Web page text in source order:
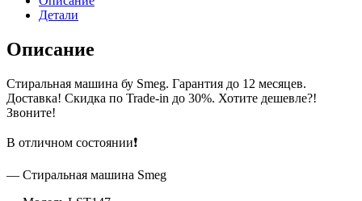
Детали
Описание
Стиральная машина бу Smeg. Гарантия до 12 месяцев.
Доставка! Скидка по Trade-in до 30%. Хотите дешевле?!
Звоните!
В отличном состоянии❗
— Стиральная машина Smeg